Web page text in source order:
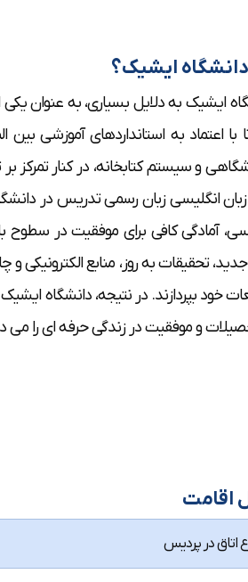
دانشگاه ایشیک؟
ایشیک به دلایل بسیاری، به عنوان
با اعتماد به استانداردهای آموزشی
و سیستم کتابخانه، در کنار تمرکز
انگلیسی زبان رسمی تدریس در
آمادگی کافی برای موفقیت در سطوح
تحقیقات به روز، منابع الکترونیکی
خود بپردازند. در نتیجه، دانشگاه
و موفقیت در زندگی حرفه ای را می
اقامت
اتاق در پردیس